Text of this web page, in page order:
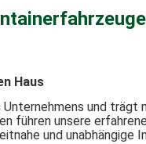
Haus
und
unsere
und unabhängige